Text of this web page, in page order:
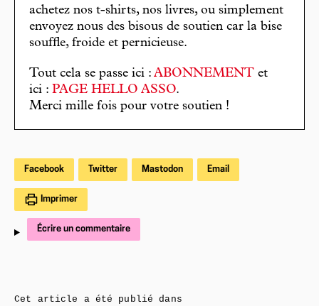
achetez nos t-shirts, nos livres, ou simplement
envoyez nous des bisous de soutien car la bise
souffle, froide et pernicieuse.
Tout cela se passe ici : ABONNEMENT et
ici : PAGE HELLO ASSO.
Merci mille fois pour votre soutien !
Facebook Twitter Mastodon Email
Imprimer
Écrire un commentaire
Cet article a été publié dans